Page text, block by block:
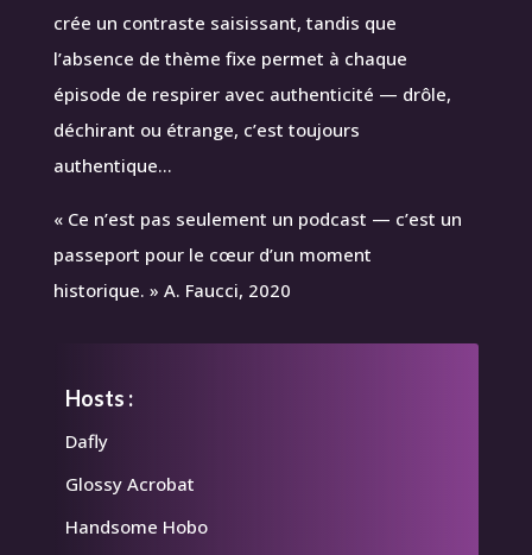
crée un contraste saisissant, tandis que
l’absence de thème fixe permet à chaque
épisode de respirer avec authenticité — drôle,
déchirant ou étrange, c’est toujours
authentique…
« Ce n’est pas seulement un podcast — c’est un
passeport pour le cœur d’un moment
historique. » A. Faucci, 2020
Hosts :
Dafly
Glossy Acrobat
Handsome Hobo